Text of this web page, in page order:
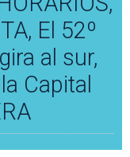
El 52º
al sur,
Capital